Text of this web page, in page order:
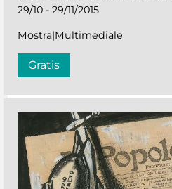
29/10 - 29/11/2015
Mostra|Multimediale
Gratis